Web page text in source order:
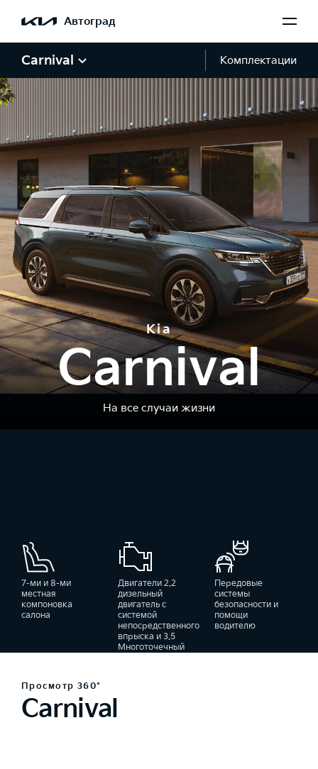
Автоград
Carnival Комплектации
Галерея Carnival
Kia
Carnival
На все случаи жизни
7-ми и 8-ми
местная
компоновка
салона
Двигатели 2.2
дизельный
двигатель с
системой
непосредственного
впрыска и 3.5
Многоточечный
Передовые
системы
безопасности и
помощи
водителю
Просмотр 360°
Carnival